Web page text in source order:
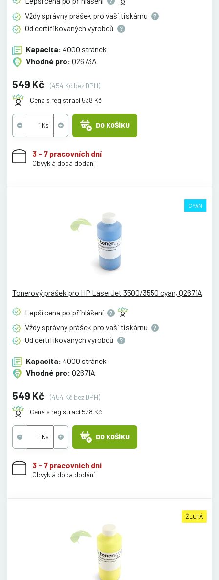
Vždy správný prášek pro vaši tiskárnu
Od certifikovaných výrobců
Kapacita: 4000 stránek
Vhodné pro: Q2673A
549 Kč
(454 Kč bez DPH)
Cena s registrací 538 Kč
DO KOŠÍKU
3 - 7 pracovních dní
Obvyklá doba dodání
CYAN
Tonerový prášek pro HP LaserJet 3500/3550 cyan, Q2671A
Lepší cena po přihlášení
Vždy správný prášek pro vaši tiskárnu
Od certifikovaných výrobců
Kapacita: 4000 stránek
Vhodné pro: Q2671A
549 Kč
(454 Kč bez DPH)
Cena s registrací 538 Kč
DO KOŠÍKU
3 - 7 pracovních dní
Obvyklá doba dodání
ŽLUTÁ